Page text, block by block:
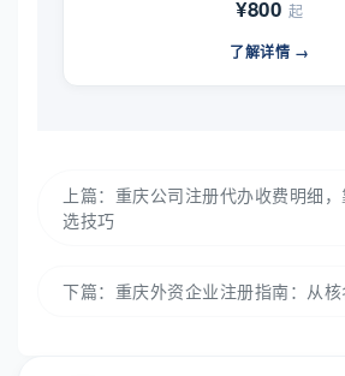
¥800 起
了解详情 →
上篇： 重庆公司注册代办收费明细
选技巧
下篇： 重庆外资企业注册指南：从